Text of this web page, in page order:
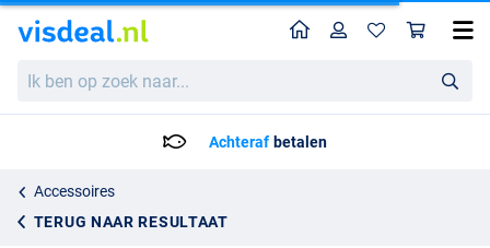
ben
HomeProfiel
Achteraf betalen
Accessoires
TERUG NAAR RESULTAAT
Spro Firestick Holder
2.95